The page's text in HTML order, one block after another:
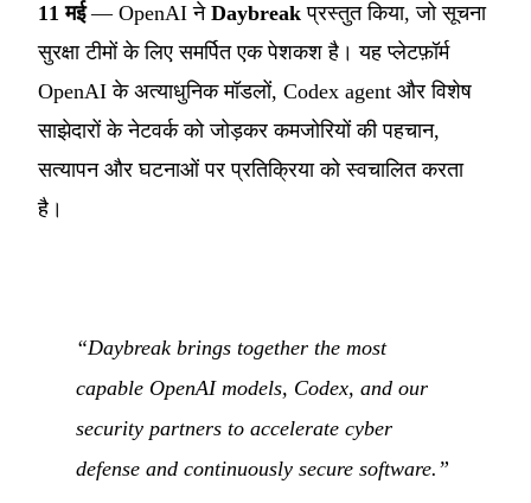
11 मई— OpenAI ने Daybreak प्रस्तुत किया, जो सूचना
सुरक्षा टीमों के लिए समर्पित एक पेशकश है। यह प्लेटफ़ॉर्म
OpenAI के अत्याधुनिक मॉडलों, Codex agent और विशेष
साझेदारों के नेटवर्क को जोड़कर कमजोरियों की पहचान,
सत्यापन और घटनाओं पर प्रतिक्रिया को स्वचालित करता
है।
“Daybreak brings together the most
capable OpenAI models, Codex, and our
security partners to accelerate cyber
defense and continuously secure software.”